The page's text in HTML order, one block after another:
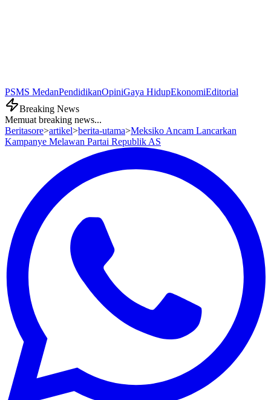
PSMS MedanPendidikanOpiniGaya HidupEkonomiEditorial
Breaking News
Memuat breaking news...
Beritasore>artikel>berita-utama>Meksiko Ancam Lancarkan
Kampanye Melawan Partai Republik AS